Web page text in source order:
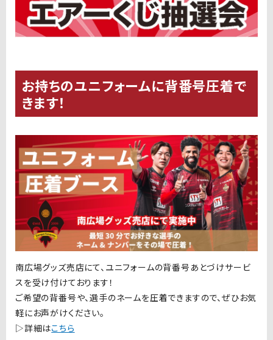
お持ちのユニフォームに背番号圧着で
きます！
南広場グッズ売店にて、ユニフォームの背番号あとづけサービ
スを受け付けております！
ご希望の背番号や、選手のネームを圧着できますので、ぜひお気
軽にお声がけください。
▷詳細はこちら